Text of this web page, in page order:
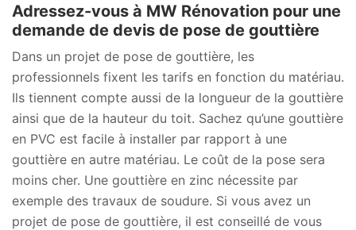
Adressez-vous à MW Rénovation pour une
demande de devis de pose de gouttière
Dans un projet de pose de gouttière, les
professionnels fixent les tarifs en fonction du matériau.
Ils tiennent compte aussi de la longueur de la gouttière
ainsi que de la hauteur du toit. Sachez qu’une gouttière
en PVC est facile à installer par rapport à une
gouttière en autre matériau. Le coût de la pose sera
moins cher. Une gouttière en zinc nécessite par
exemple des travaux de soudure. Si vous avez un
projet de pose de gouttière, il est conseillé de vous